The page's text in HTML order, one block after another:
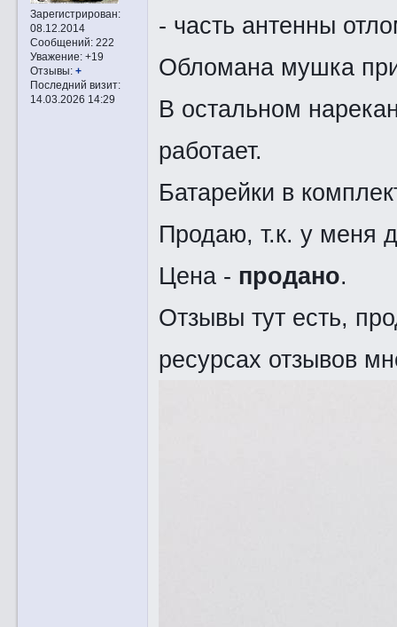
Зарегистрирован:
08.12.2014
Сообщений:222
Уважение: +19
Отзывы: +
Последний визит:
14.03.2026 14:29
- часть антенны
Обломана мушка
В остальном
работает.
Батарейки в
Продаю, т.к. у меня
Цена - продано.
Отзывы тут есть,
ресурсах отзывов